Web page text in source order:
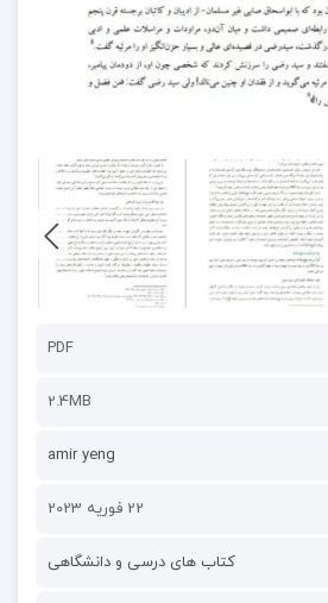
PDF
2.4MB
amir yeng
22 فوریه 2023
کتاب های درسی و دانشگاهی